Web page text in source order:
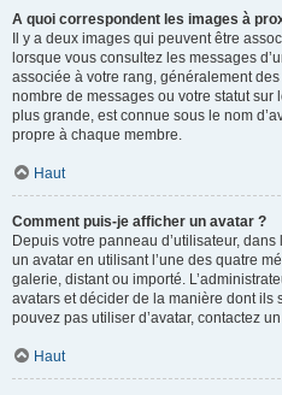
A quoi correspondent les images à
Il y a deux images qui peuvent être
lorsque vous consultez les messages
associée à votre rang, généralement
nombre de messages ou votre statut
plus grande, est connue sous le nom
propre à chaque membre.
Haut
Comment puis-je afficher un avatar ?
Depuis votre panneau d’utilisateur,
un avatar en utilisant l’une des quatre
galerie, distant ou importé.
avatars et décider de la manière dont ils
pouvez pas utiliser d’avatar, contactez
Haut